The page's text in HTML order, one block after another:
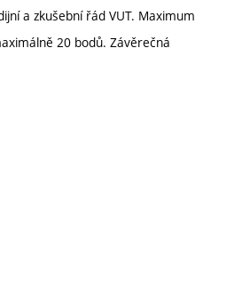
a zkušební řád VUT. Maximum
20 bodů. Závěrečná